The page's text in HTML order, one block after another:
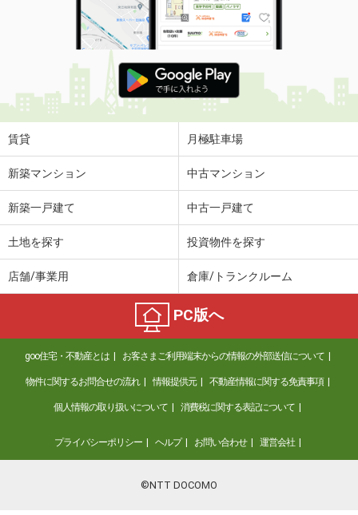
賃貸 月極駐車場
新築マンション 中古マンション
新築一戸建て 中古一戸建て
土地を探す 投資物件を探す
店舗/事業用 倉庫/トランクルーム
PC版へ
goo住宅・不動産とは お客さまご利用端末からの情報の外部送信について
物件に関するお問合せの流れ 情報提供元 不動産情報に関する免責事項
個人情報の取り扱いについて 消費税に関する表記について
プライバシーポリシー ヘルプ お問い合わせ 運営会社
©NTT DOCOMO